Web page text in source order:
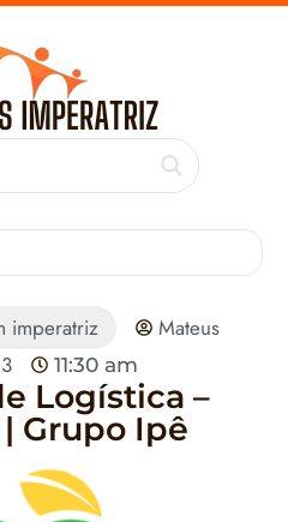
imperatriz
Mateus
11:30 am
Logística –
Grupo Ipê